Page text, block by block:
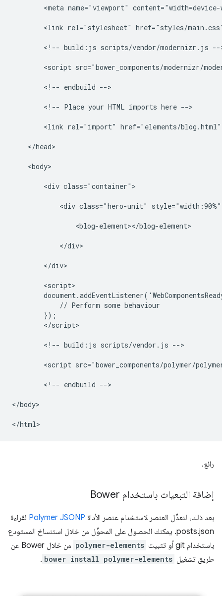
<meta name="viewport"
<link rel="stylesheet" href="styles/
<!-- build:js scripts/vendor/modernizr.js --
<script src="bower_components/modernizr/
        <!-- endbuild -->
        <!-- Place your HTML imports here -->
<link rel="import" href="elements/
    </head>
    <body>
        <div class="container">
<div class="hero-unit"
                <blog-element></blog-element>
            </div>
        </div>
        <script>
            // Perform some behaviour
        });
        </script>
        <!-- build:js scripts/vendor.js -->
<script src="bower_components/polymer/
        <!-- endbuild -->
</body>
رائع.
إضافة التبعيات باستخدام Bower
بعد ذلك، لنعدِّل العنصر لاستخدام عنصر الأداة Polymer JSONP لقراءة
posts.json. يمكنك الحصول على المحوِّل من خلال استنساخ المستودع
باستخدام git أو تثبيت
polymer-elements
من خلال Bower عن
طريق تشغيل bower install polymer-elements
.